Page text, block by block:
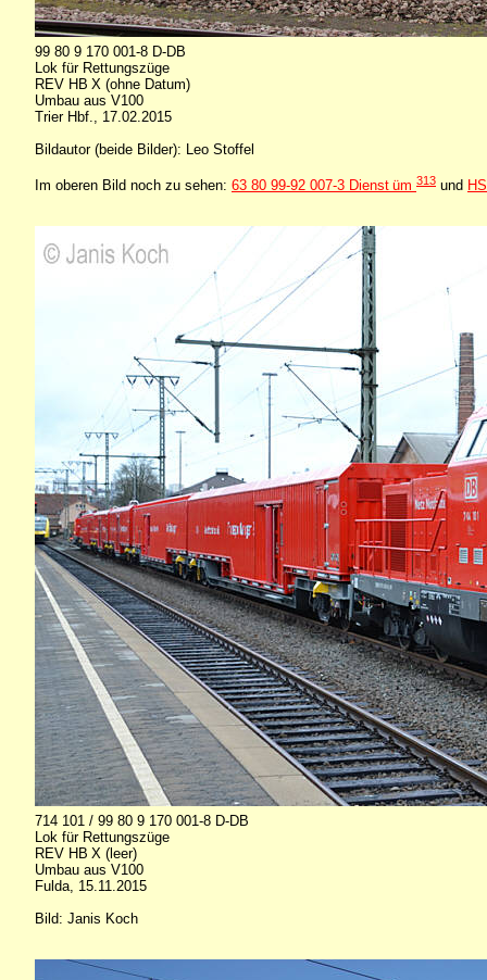
99 80 9 170 001-8 D-DB
Lok für Rettungszüge
REV HB X (ohne Datum)
Umbau aus V100
Trier Hbf., 17.02.2015
Bildautor (beide Bilder): Leo Stoffel
Im oberen Bild noch zu sehen: 63 80 99-92 007-3 Dienst üm 313 und
714 101 / 99 80 9 170 001-8 D-DB
Lok für Rettungszüge
REV HB X (leer)
Umbau aus V100
Fulda, 15.11.2015
Bild: Janis Koch